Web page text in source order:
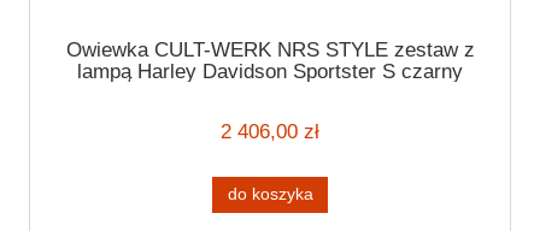
Owiewka CULT-WERK NRS STYLE zestaw z
lampą Harley Davidson Sportster S czarny
2 406,00 zł
do koszyka